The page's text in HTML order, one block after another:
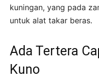
kuningan, yang pada
untuk alat takar beras.
Ada Tertera
Kuno